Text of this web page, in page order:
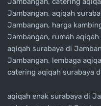
Jambangan, aqiqah
Jambangan, harga
Jambangan, rumah
aqiqah surabaya di
Jambangan, lembaga
catering aqiqah surabaya
aqiqah enak surabaya di